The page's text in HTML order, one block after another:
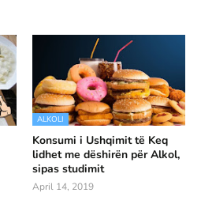
ALKOLI
Konsumi i Ushqimit të Keq
lidhet me dëshirën për Alkol,
sipas studimit
April 14, 2019